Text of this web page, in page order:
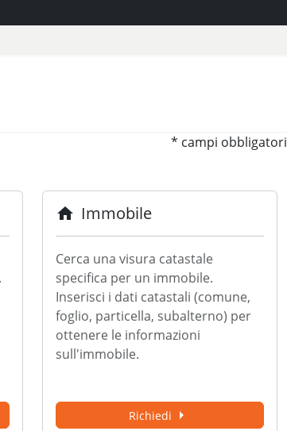
* campi obbligatori
home Immobile
Cerca una visura catastale
specifica per un immobile.
Inserisci i dati catastali (comune,
foglio, particella, subalterno) per
ottenere le informazioni
sull'immobile.
richiedi arrow_right